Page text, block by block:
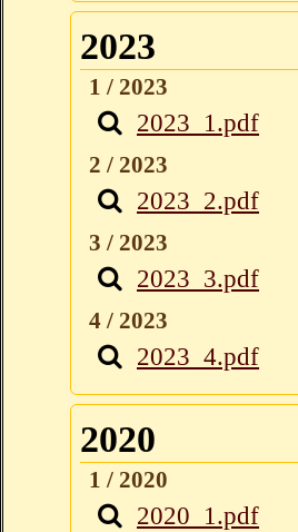
2023
1 / 2023
2023_1.pdf
2 / 2023
2023_2.pdf
3 / 2023
2023_3.pdf
4 / 2023
2023_4.pdf
2020
1 / 2020
2020_1.pdf